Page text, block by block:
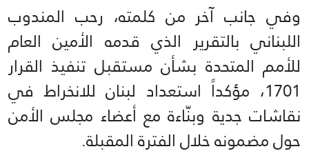
وفي جانب آخر من كلمته، رحب المندوب
اللبناني بالتقرير الذي قدمه الأمين العام
للأمم المتحدة بشأن مستقبل تنفيذ القرار
1701، مؤكداً استعداد لبنان للانخراط في
نقاشات جدية وبنّاءة مع أعضاء مجلس الأمن
حول مضمونه خلال الفترة المقبلة.